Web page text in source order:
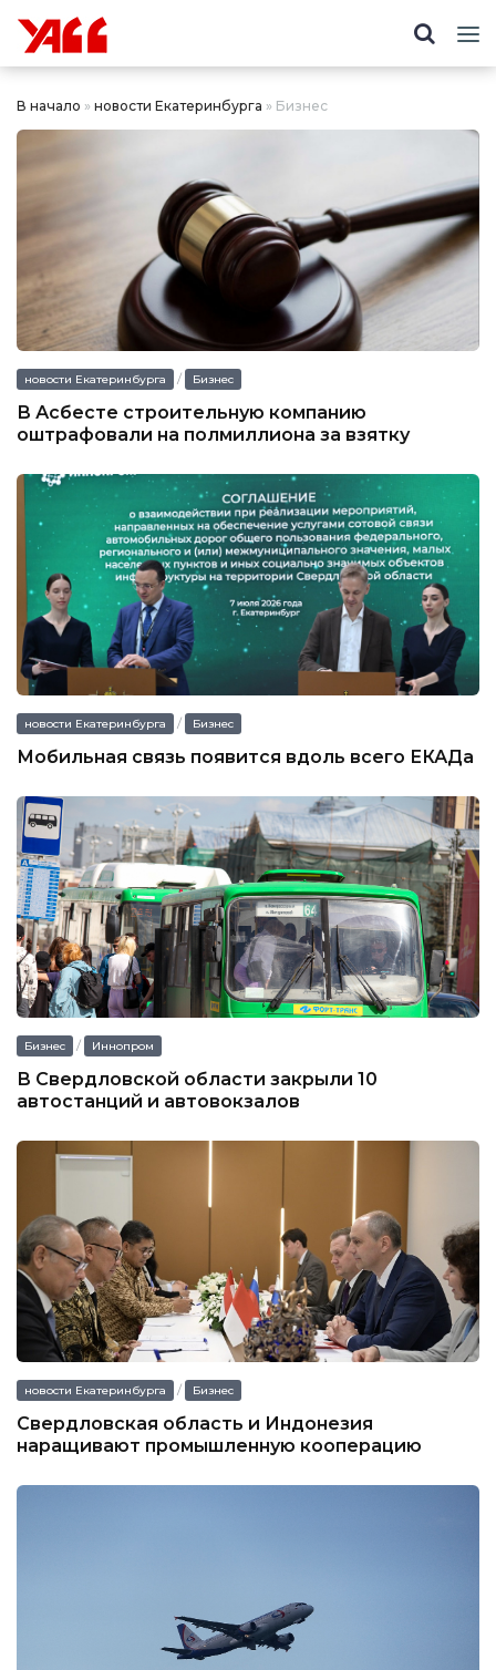
В начало » новости Екатеринбурга » Бизнес
новости Екатеринбурга / Бизнес
В Асбесте строительную компанию
оштрафовали на полмиллиона за взятку
новости Екатеринбурга / Бизнес
Мобильная связь появится вдоль всего ЕКАДа
Бизнес / Иннопром
В Свердловской области закрыли 10
автостанций и автовокзалов
новости Екатеринбурга / Бизнес
Свердловская область и Индонезия
наращивают промышленную кооперацию